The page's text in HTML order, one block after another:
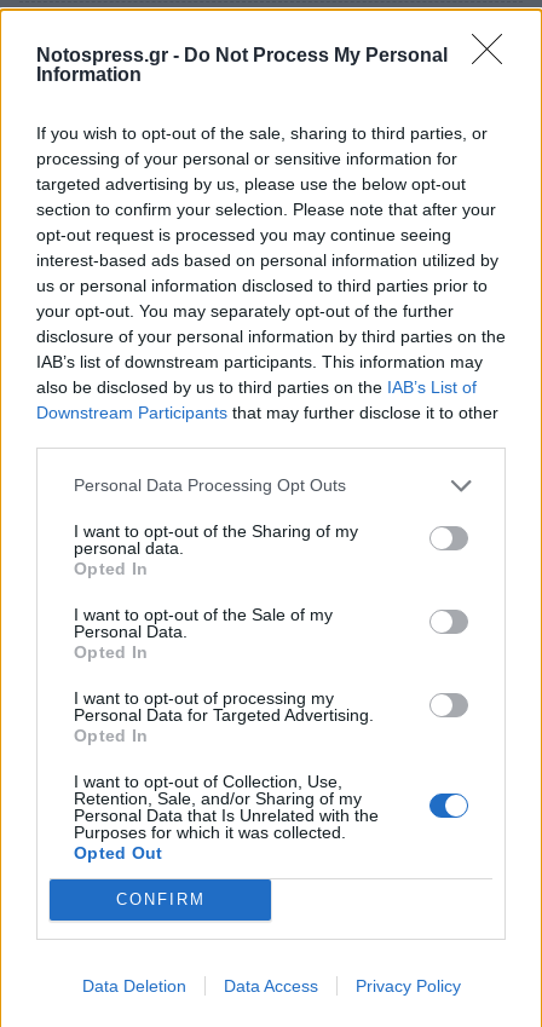
Notospress.gr - Do Not Process My Personal
Information
If you wish to opt-out of the sale, sharing to third parties, or
processing of your personal or sensitive information for
targeted advertising by us, please use the below opt-out
section to confirm your selection. Please note that after your
opt-out request is processed you may continue seeing
interest-based ads based on personal information utilized by
us or personal information disclosed to third parties prior to
your opt-out. You may separately opt-out of the further
disclosure of your personal information by third parties on the
IAB’s list of downstream participants. This information may
also be disclosed by us to third parties on the IAB’s List of
Downstream Participants that may further disclose it to other
Personal Data Processing Opt Outs
I want to opt-out of the Sharing of my
personal data.
Opted In
I want to opt-out of the Sale of my
Personal Data.
Opted In
I want to opt-out of processing my
Personal Data for Targeted Advertising.
Opted In
I want to opt-out of Collection, Use,
Retention, Sale, and/or Sharing of my
Personal Data that Is Unrelated with the
Purposes for which it was collected.
Opted Out
CONFIRM
Data Deletion Data Access Privacy Policy
Μυστράς: 11 μήνες με αναστολή στον 55χρονο
για την ψευδή κατάθεση – Αφέθηκε
ελεύθερος
Σπάρτη: «Έφυγαν» από κοντά μας…
07/08/2026 14:12